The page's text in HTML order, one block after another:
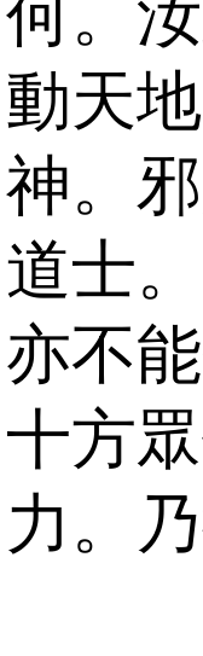
何。
動天
神。
道士
亦不
十方
力。